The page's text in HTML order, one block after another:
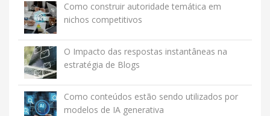
Como construir autoridade temática em
nichos competitivos
O Impacto das respostas instantâneas na
estratégia de Blogs
Como conteúdos estão sendo utilizados por
modelos de IA generativa